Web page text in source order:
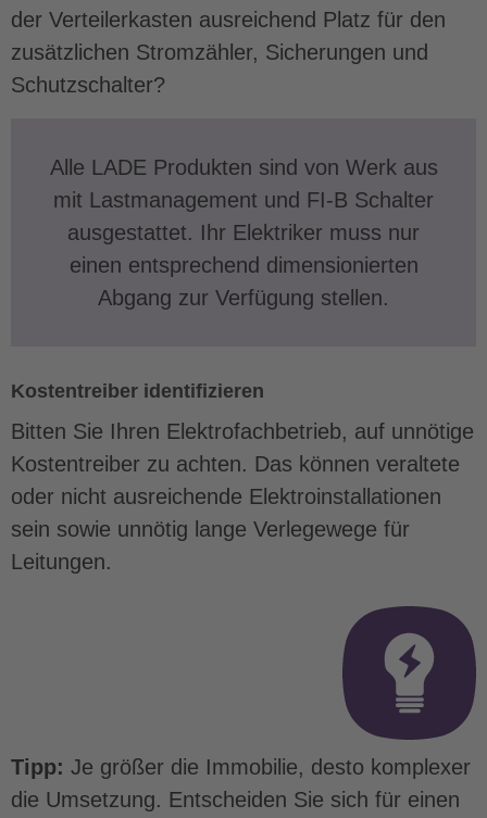
der Verteilerkasten ausreichend Platz für den
zusätzlichen Stromzähler, Sicherungen und
Schutzschalter?
Alle LADE Produkten sind von Werk aus
mit Lastmanagement und FI-B Schalter
ausgestattet. Ihr Elektriker muss nur
einen entsprechend dimensionierten
Abgang zur Verfügung stellen.
Kostentreiber identifizieren
Bitten Sie Ihren Elektrofachbetrieb, auf unnötige
Kostentreiber zu achten. Das können veraltete
oder nicht ausreichende Elektroinstallationen
sein sowie unnötig lange Verlegewege für
Leitungen.
Tipp: Je größer die Immobilie, desto komplexer
die Umsetzung. Entscheiden Sie sich für einen